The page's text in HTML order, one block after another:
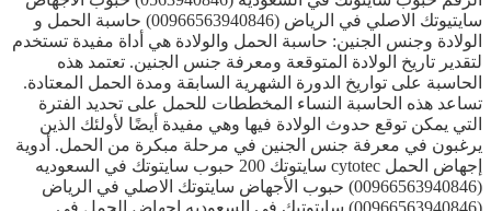
سايتيوتك الاصلي في الرياض (00966563940846) حاسبة الحمل و
الولادة وجنس الجنين: حاسبة الحمل والولادة هي أداة مفيدة تستخدم
لتقدير تاريخ الولادة المتوقعة ومعرفة جنس الجنين. تعتمد هذه
الحاسبة على تواريخ الدورة الشهرية السابقة ومدة الحمل المعتادة.
تساعد هذه الحاسبة النساء المخططات للحمل على تحديد الفترة
التي يمكن توقع حدوث الولادة فيها وهي مفيدة أيضًا لأولئك الذين
يرغبون في معرفة جنس الجنين في مرحلة مبكرة من الحمل. أدوية
إجهاض الحمل cytotec سايتوتك 200 حبوب سايتوتك في السعوديه
(00966563940846) حبوب الأجهاض سايتوتك الاصلي في الرياض